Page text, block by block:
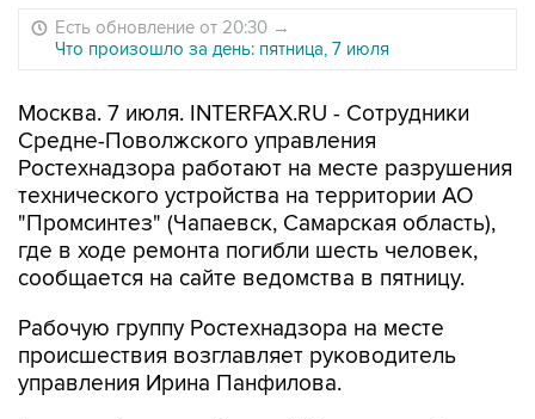
Есть обновление от 20:30 →
Что произошло за день: пятница, 7 июля
Москва. 7 июля. INTERFAX.RU - Сотрудники
Средне-Поволжского управления
Ростехнадзора работают на месте разрушения
технического устройства на территории АО
"Промсинтез" (Чапаевск, Самарская область),
где в ходе ремонта погибли шесть человек,
сообщается на сайте ведомства в пятницу.
Рабочую группу Ростехнадзора на месте
происшествия возглавляет руководитель
управления Ирина Панфилова.